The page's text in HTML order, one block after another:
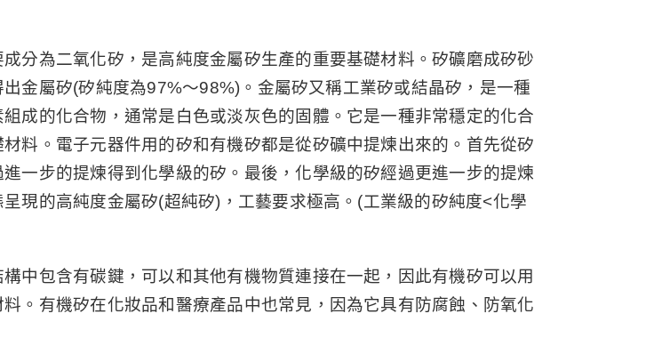
分為二氧化矽，是高純度金屬矽生產的重要基礎材料。矽礦磨成矽砂
金屬矽(矽純度為97%～98%)。金屬矽又稱工業矽或結晶矽，是一種
成的化合物，通常是白色或淡灰色的固體。它是一種非常穩定的化合
料。電子元器件用的矽和有機矽都是從矽礦中提煉出來的。首先從矽
一步的提煉得到化學級的矽。最後，化學級的矽經過更進一步的提煉
現的高純度金屬矽(超純矽)，工藝要求極高。(工業級的矽純度<化學
中包含有碳鍵，可以和其他有機物質連接在一起，因此有機矽可以用
。有機矽在化妝品和醫療產品中也常見，因為它具有防腐蝕、防氧化